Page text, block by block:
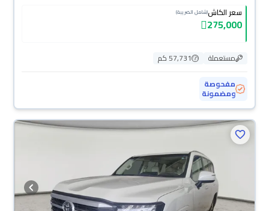
سعر الكاش(شامل الضريبة)
275,000
مستعملة
57,731 كم
مفحوصة
ومضمونة